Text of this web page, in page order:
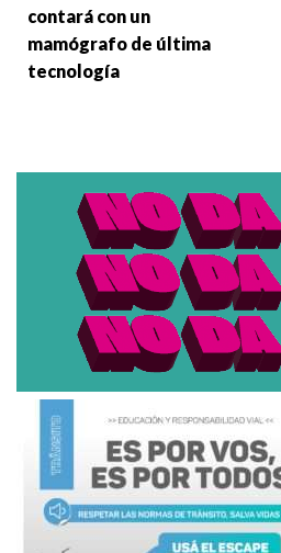
contará con un
mamógrafo de última
tecnología